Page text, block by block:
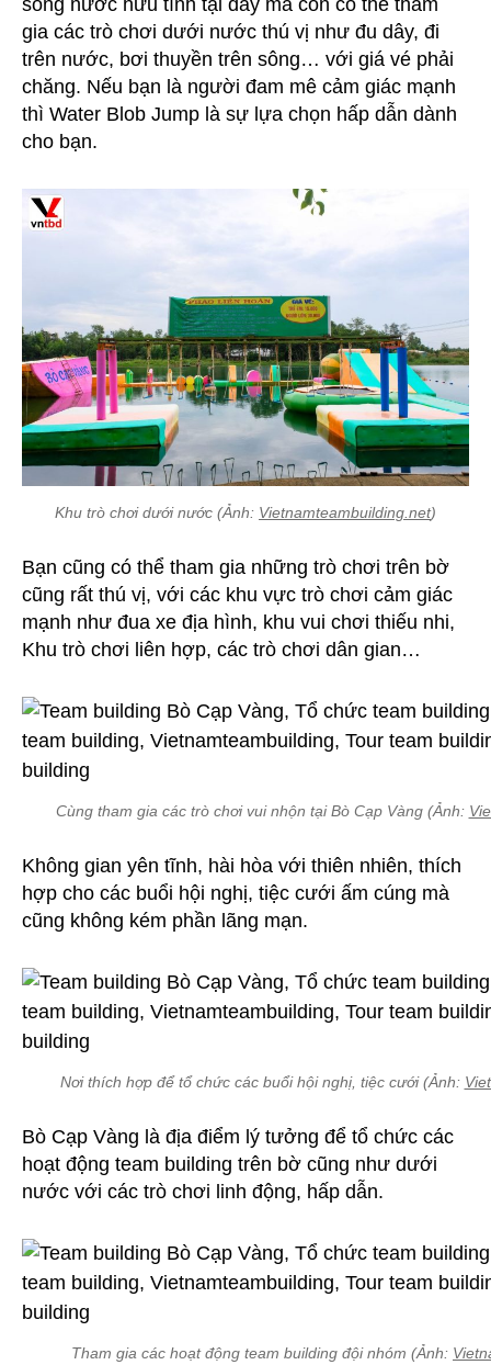
gia các trò chơi dưới nước thú vị như đu dây, đi
trên nước, bơi thuyền trên sông… với giá vé phải
chăng. Nếu bạn là người đam mê cảm giác mạnh
thì Water Blob Jump là sự lựa chọn hấp dẫn dành
cho bạn.
Khu trò chơi dưới nước (Ảnh: Vietnamteambuilding.net)
Bạn cũng có thể tham gia những trò chơi trên bờ
cũng rất thú vị, với các khu vực trò chơi cảm giác
mạnh như đua xe địa hình, khu vui chơi thiếu nhi,
Khu trò chơi liên hợp, các trò chơi dân gian…
Cùng tham gia các trò chơi vui nhộn tại Bò Cạp Vàng (Ảnh:
Không gian yên tĩnh, hài hòa với thiên nhiên, thích
hợp cho các buổi hội nghị, tiệc cưới ấm cúng mà
cũng không kém phần lãng mạn.
Nơi thích hợp để tổ chức các buổi hội nghị, tiệc cưới (Ảnh:
Bò Cạp Vàng là địa điểm lý tưởng để tổ chức các
hoạt động team building trên bờ cũng như dưới
nước với các trò chơi linh động, hấp dẫn.
Tham gia các hoạt động team building đội nhóm (Ảnh: